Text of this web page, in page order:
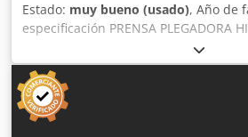
Estado: muy bueno (usado), Año de
especificación PRENSA PLEGADORA
150 TONELADAS, 4 EJES Y
EQUIPO COMPLETO CON
INFERIOR DE LARGO COMPLETO,
MULTI-V INFERIOR descripción TIPO:
MOVIMIENTO DESCENDENTE